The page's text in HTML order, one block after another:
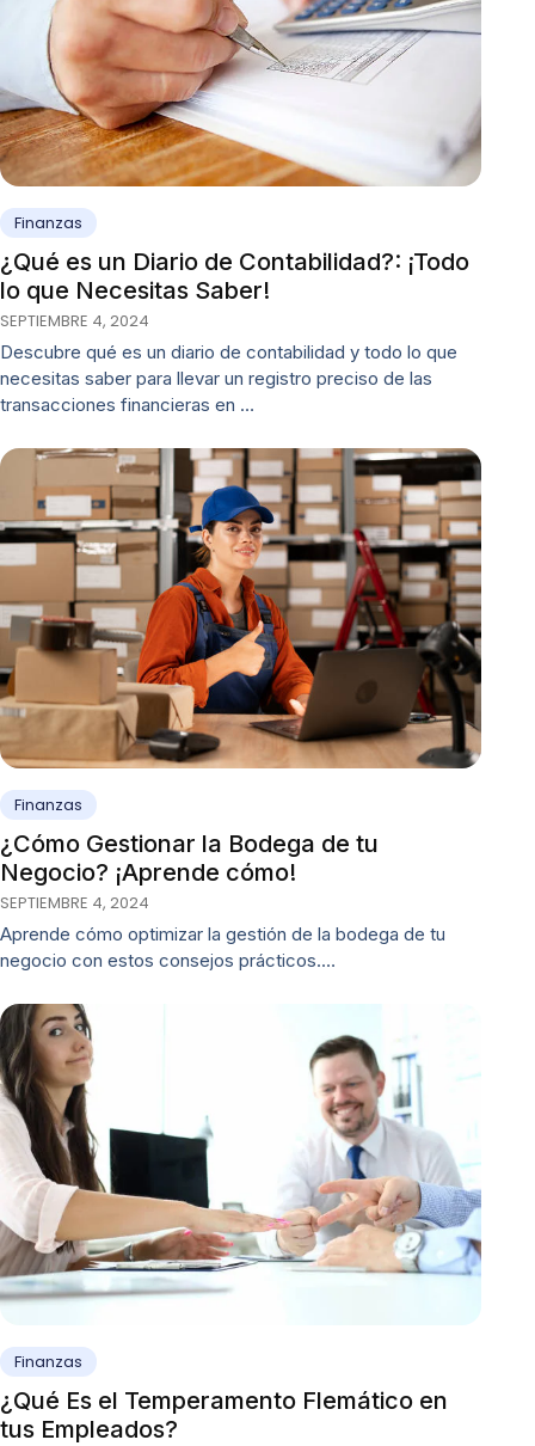
Finanzas
¿Qué es un Diario de Contabilidad?: ¡Todo
lo que Necesitas Saber!
SEPTIEMBRE 4, 2024
Descubre qué es un diario de contabilidad y todo lo que
necesitas saber para llevar un registro preciso de las
transacciones financieras en …
Finanzas
¿Cómo Gestionar la Bodega de tu
Negocio? ¡Aprende cómo!
SEPTIEMBRE 4, 2024
Aprende cómo optimizar la gestión de la bodega de tu
negocio con estos consejos prácticos.…
Finanzas
¿Qué Es el Temperamento Flemático en
tus Empleados?